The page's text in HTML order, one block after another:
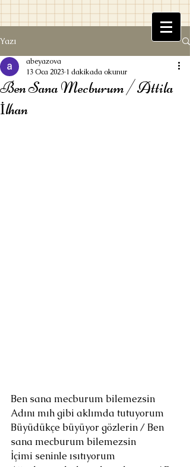
Beyaz Kitaplık
Yazı
Ben Sana Mecburum / Attila
İlhan
abeyazova
13 Oca 2023 1 dakikada okunur
Ben sana mecburum bilemezsin
Adını mıh gibi aklımda tutuyorum
Büyüdükçe büyüyor gözlerin / Ben
sana mecburum bilemezsin
İçimi seninle ısıtıyorum